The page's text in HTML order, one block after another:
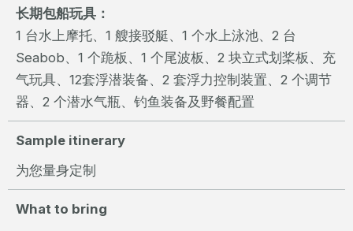
长期包船玩具：
1 台水上摩托、1 艘接驳艇、1 个水上泳池、2 台
Seabob、1 个跪板、1 个尾波板、2 块立式划桨板、充
气玩具、12套浮潜装备、2 套浮力控制装置、2 个调节
器、2 个潜水气瓶、钓鱼装备及野餐配置
Sample itinerary
为您量身定制
What to bring